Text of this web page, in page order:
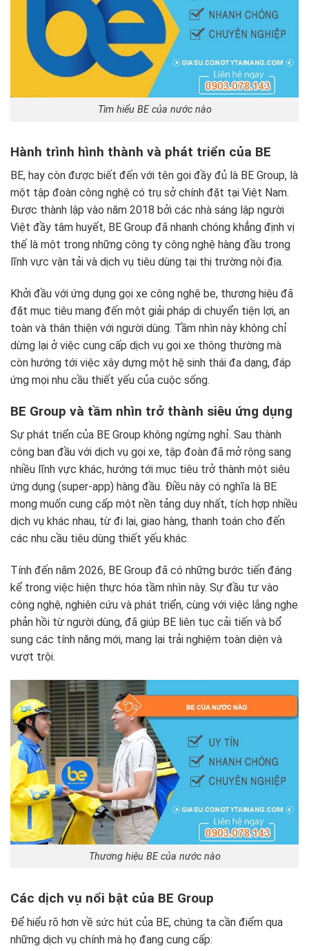
Tìm hiểu BE của nước nào
Hành trình hình thành và phát triển của BE
BE, hay còn được biết đến với tên gọi đầy đủ là BE Group, là
một tập đoàn công nghệ có trụ sở chính đặt tại Việt Nam.
Được thành lập vào năm 2018 bởi các nhà sáng lập người
Việt đầy tâm huyết, BE Group đã nhanh chóng khẳng định vị
thế là một trong những công ty công nghệ hàng đầu trong
lĩnh vực vận tải và dịch vụ tiêu dùng tại thị trường nội địa.
Khởi đầu với ứng dụng gọi xe công nghệ be, thương hiệu đã
đặt mục tiêu mang đến một giải pháp di chuyển tiện lợi, an
toàn và thân thiện với người dùng. Tầm nhìn này không chỉ
dừng lại ở việc cung cấp dịch vụ gọi xe thông thường mà
còn hướng tới việc xây dựng một hệ sinh thái đa dạng, đáp
ứng mọi nhu cầu thiết yếu của cuộc sống.
BE Group và tầm nhìn trở thành siêu ứng dụng
Sự phát triển của BE Group không ngừng nghỉ. Sau thành
công ban đầu với dịch vụ gọi xe, tập đoàn đã mở rộng sang
nhiều lĩnh vực khác, hướng tới mục tiêu trở thành một siêu
ứng dụng (super-app) hàng đầu. Điều này có nghĩa là BE
mong muốn cung cấp một nền tảng duy nhất, tích hợp nhiều
dịch vụ khác nhau, từ đi lại, giao hàng, thanh toán cho đến
các nhu cầu tiêu dùng thiết yếu khác.
Tính đến năm 2026, BE Group đã có những bước tiến đáng
kể trong việc hiện thực hóa tầm nhìn này. Sự đầu tư vào
công nghệ, nghiên cứu và phát triển, cùng với việc lắng nghe
phản hồi từ người dùng, đã giúp BE liên tục cải tiến và bổ
sung các tính năng mới, mang lại trải nghiệm toàn diện và
vượt trội.
Thương hiệu BE của nước nào
Các dịch vụ nổi bật của BE Group
Để hiểu rõ hơn về sức hút của BE, chúng ta cần điểm qua
những dịch vụ chính mà họ đang cung cấp: